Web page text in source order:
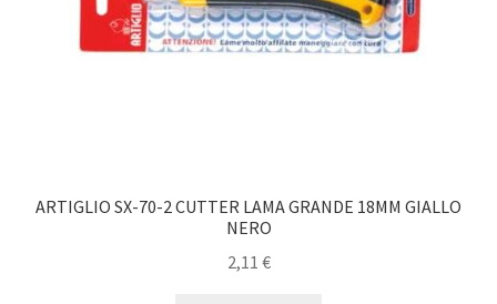
ARTIGLIO SX-70-2 CUTTER LAMA GRANDE 18MM GIALLO
NERO
2,11 €